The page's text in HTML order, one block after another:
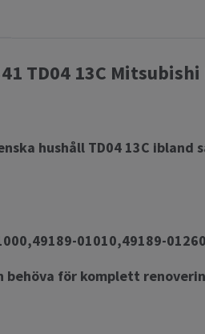
TD04 13C
hushåll TD04 13C
01010,49189-
för komplett